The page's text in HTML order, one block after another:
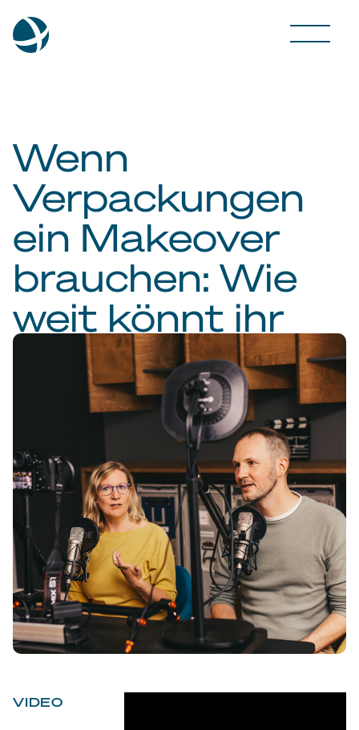
Wenn
Verpackungen
ein Makeover
brauchen: Wie
weit könnt ihr
gehen?
VIDEO